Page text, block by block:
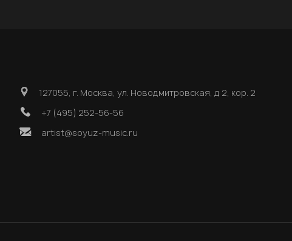
127055, г. Москва, ул. Новодмитровская, д 2, кор. 2
+7 (495) 252-56-56
artist@soyuz-music.ru